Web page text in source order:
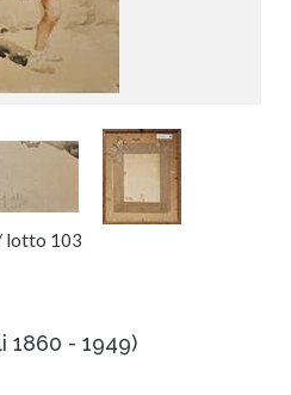
lotto 103
1860 - 1949)